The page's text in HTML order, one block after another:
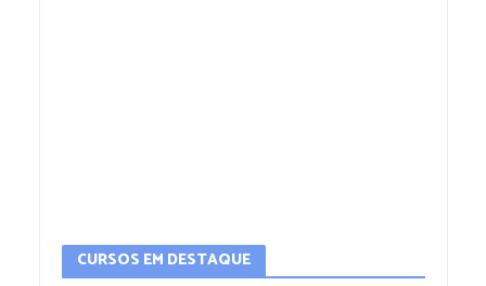
CURSOS EM DESTAQUE